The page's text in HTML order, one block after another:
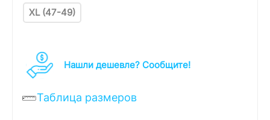
XL (47-49)
Нашли дешевле? Cообщите!
Таблица размеров